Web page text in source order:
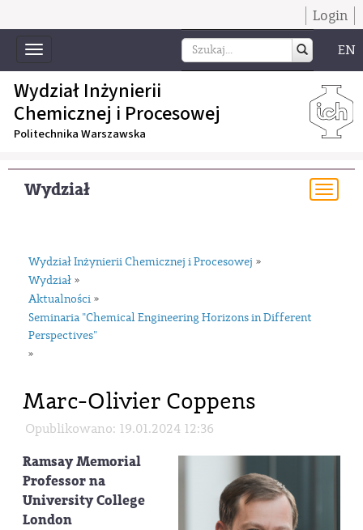
Login
Toggle
navigation
EN
Wydział Inżynierii
Chemicznej i Procesowej
Politechnika Warszawska
Wydział
Wydział Inżynierii Chemicznej i Procesowej »
Wydział »
Aktualności »
Seminaria "Chemical Engineering Horizons in Different
Perspectives"
»
Marc-Olivier Coppens
Opublikowano: 19.01.2024 12:36
Ramsay Memorial
Professor na
University College
London